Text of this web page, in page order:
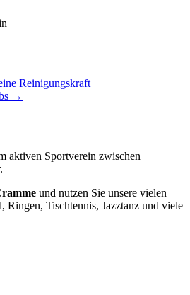
Reinigungskraft
→
aktiven Sportverein zwischen
und nutzen Sie unsere vielen
Ringen, Tischtennis, Jazztanz und viele